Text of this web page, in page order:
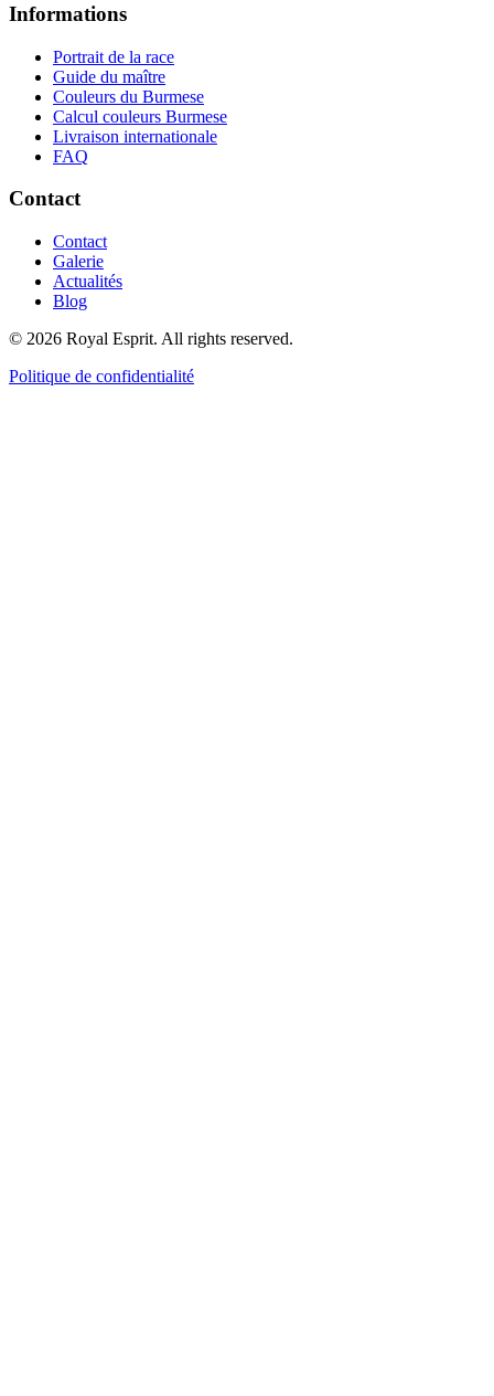
Informations
Portrait de la race
Guide du maître
Couleurs du Burmese
Calcul couleurs Burmese
Livraison internationale
FAQ
Contact
Contact
Galerie
Actualités
Blog
© 2026 Royal Esprit. All rights reserved.
Politique de confidentialité